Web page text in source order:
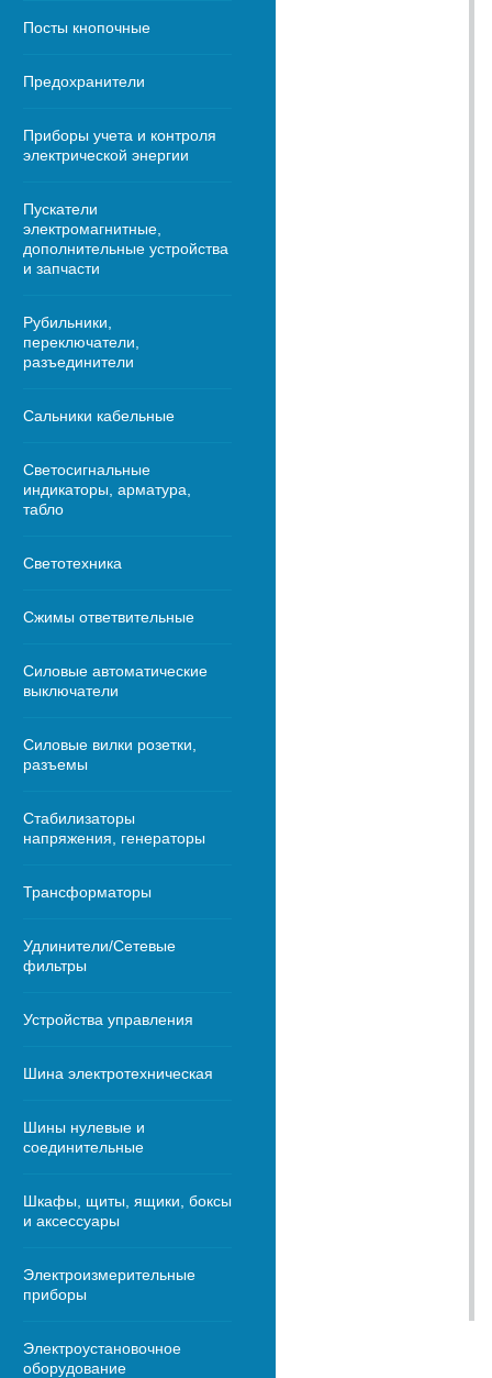
Посты кнопочные
Предохранители
Приборы учета и контроля
электрической энергии
Пускатели
электромагнитные,
дополнительные устройства
и запчасти
Рубильники,
переключатели,
разъединители
Сальники кабельные
Светосигнальные
индикаторы, арматура,
табло
Светотехника
Сжимы ответвительные
Силовые автоматические
выключатели
Силовые вилки розетки,
разъемы
Стабилизаторы
напряжения, генераторы
Трансформаторы
Удлинители/Сетевые
фильтры
Устройства управления
Шина электротехническая
Шины нулевые и
соединительные
Шкафы, щиты, ящики, боксы
и аксессуары
Электроизмерительные
приборы
Электроустановочное
оборудование